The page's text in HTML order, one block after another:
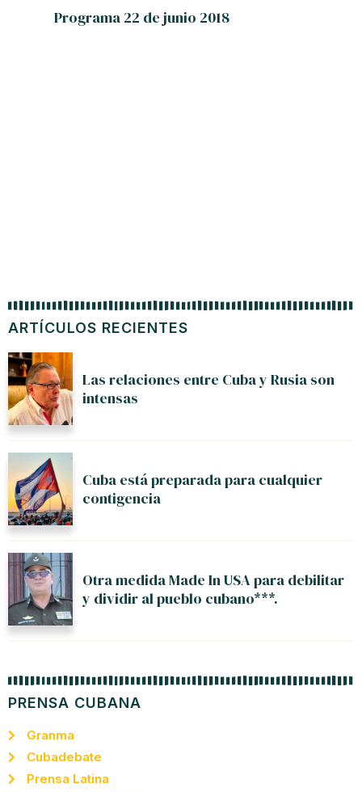
ARTÍCULOS RECIENTES
Las relaciones entre Cuba y Rusia son
intensas
Cuba está preparada para cualquier
contigencia
Otra medida Made In USA para debilitar
y dividir al pueblo cubano***.
PRENSA CUBANA
Granma
Cubadebate
Prensa Latina
Programa 22 de junio 2018